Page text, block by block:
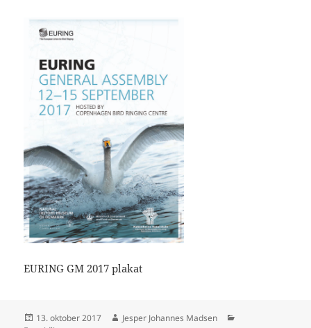
EURING GM 2017 plakat
Udgivet
13. oktober 2017 Forfatter
Jesper Johannes Madsen